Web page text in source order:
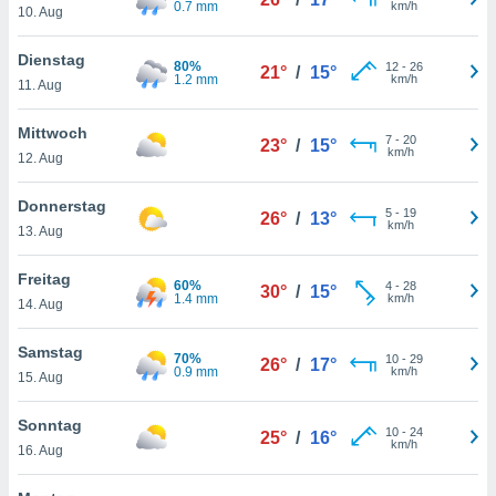
oder
das
der
verfolgen
Ihnen
Inhalte
Weitere
finden
. Sie
jederzeit
Sie
Rand
10. Aug
0.7 mm
km/h
Dienstag
11. Aug
80%
1.2 mm
21° / 15° 12- 26
km/h
Mittwoch
12. Aug
23° / 15° 7- 20
km/h
Donnerstag
13. Aug
26° / 13° 5- 19
km/h
Freitag
14. Aug
60%
1.4 mm
30° / 15° 4- 28
km/h
Samstag
15. Aug
70%
0.9 mm
26° / 17° 10- 29
km/h
Sonntag
16. Aug
25° / 16° 10- 24
km/h